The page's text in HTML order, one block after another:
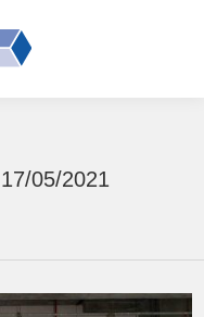
17/05/2021